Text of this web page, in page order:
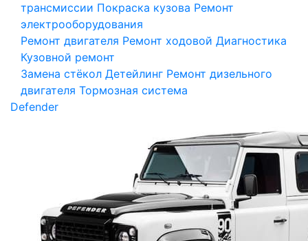
трансмиссии Покраска кузова Ремонт
электрооборудования
Ремонт двигателя Ремонт ходовой Диагностика
Кузовной ремонт
Замена стёкол Детейлинг Ремонт дизельного
двигателя Тормозная система
Defender